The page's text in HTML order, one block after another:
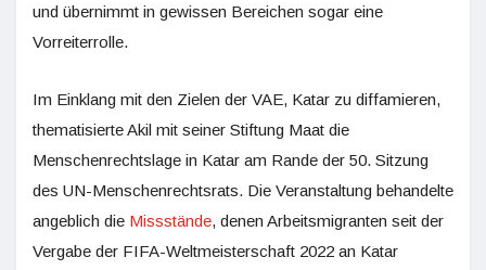
und übernimmt in gewissen Bereichen sogar eine
Vorreiterrolle.
Im Einklang mit den Zielen der VAE, Katar zu diffamieren,
thematisierte Akil mit seiner Stiftung Maat die
Menschenrechtslage in Katar am Rande der 50. Sitzung
des UN-Menschenrechtsrats. Die Veranstaltung behandelte
angeblich die Missstände, denen Arbeitsmigranten seit der
Vergabe der FIFA-Weltmeisterschaft 2022 an Katar